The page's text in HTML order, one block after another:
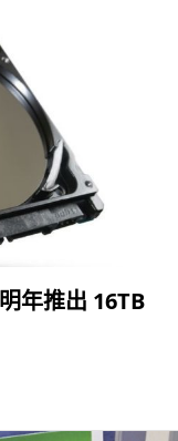
年推出 16TB